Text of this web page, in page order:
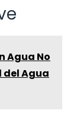
Agua No
del Agua